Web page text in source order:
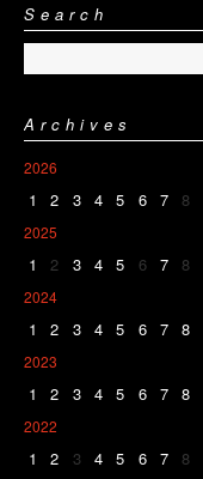
Search
Archives
2026
1 2 3 4 5 6 7 8
2025
1 2 3 4 5 6 7 8
2024
1 2 3 4 5 6 7 8
2023
1 2 3 4 5 6 7 8
2022
1 2 3 4 5 6 7 8